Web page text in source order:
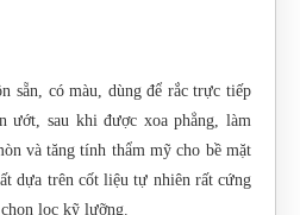
sẵn, có màu, dùng để rắc trực tiếp
ướt, sau khi được xoa phẳng, làm
và tăng tính thẩm mỹ cho bề mặt
dựa trên cốt liệu tự nhiên rất cứng
lọc kỹ lưỡng.